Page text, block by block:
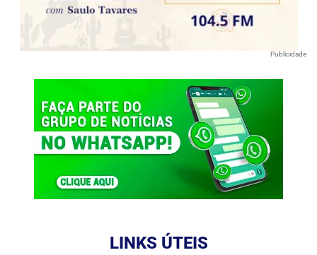
Publicidade
LINKS ÚTEIS